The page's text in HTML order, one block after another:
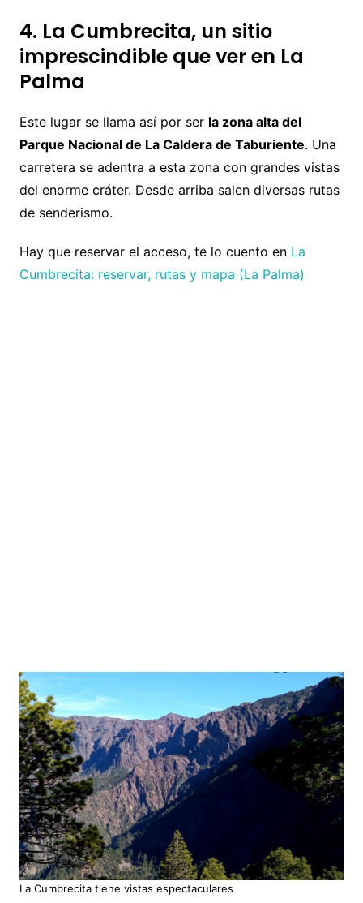
4. La Cumbrecita, un sitio
imprescindible que ver en La
Palma
Este lugar se llama así por ser la zona alta del
Parque Nacional de La Caldera de Taburiente. Una
carretera se adentra a esta zona con grandes vistas
del enorme cráter. Desde arriba salen diversas rutas
de senderismo.
Hay que reservar el acceso, te lo cuento en La
Cumbrecita: reservar, rutas y mapa (La Palma)
La Cumbrecita tiene vistas espectaculares